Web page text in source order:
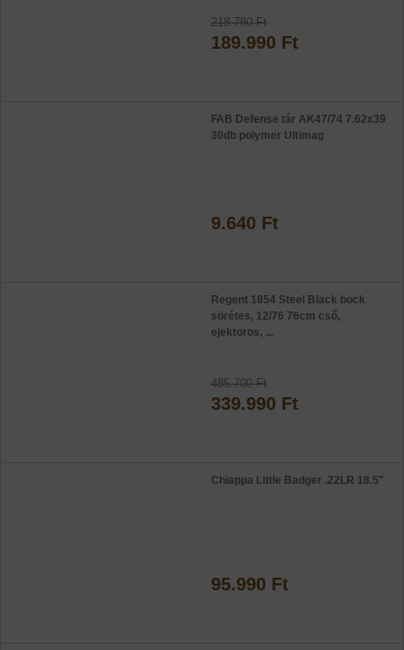
218.780 Ft
189.990 Ft
FAB Defense tár AK47/74 7.62x39
30db polymer Ultimag
9.640 Ft
Regent 1854 Steel Black bock
sörétes, 12/76 76cm cső,
ejektoros, ...
485.700 Ft
339.990 Ft
Chiappa Little Badger .22LR 18.5"
95.990 Ft